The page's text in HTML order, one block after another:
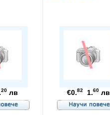
20 лв €0.821.60 лв